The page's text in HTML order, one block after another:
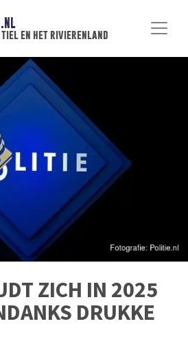
en het rivierenland
ZICH IN 2025
DRUKKE